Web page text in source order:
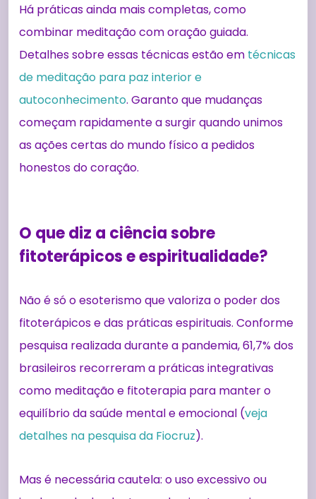
Há práticas ainda mais completas, como
combinar meditação com oração guiada.
Detalhes sobre essas técnicas estão em técnicas
de meditação para paz interior e
autoconhecimento. Garanto que mudanças
começam rapidamente a surgir quando unimos
as ações certas do mundo físico a pedidos
honestos do coração.
O que diz a ciência sobre
fitoterápicos e espiritualidade?
Não é só o esoterismo que valoriza o poder dos
fitoterápicos e das práticas espirituais. Conforme
pesquisa realizada durante a pandemia, 61,7% dos
brasileiros recorreram a práticas integrativas
como meditação e fitoterapia para manter o
equilíbrio da saúde mental e emocional (veja
detalhes na pesquisa da Fiocruz).
Mas é necessária cautela: o uso excessivo ou